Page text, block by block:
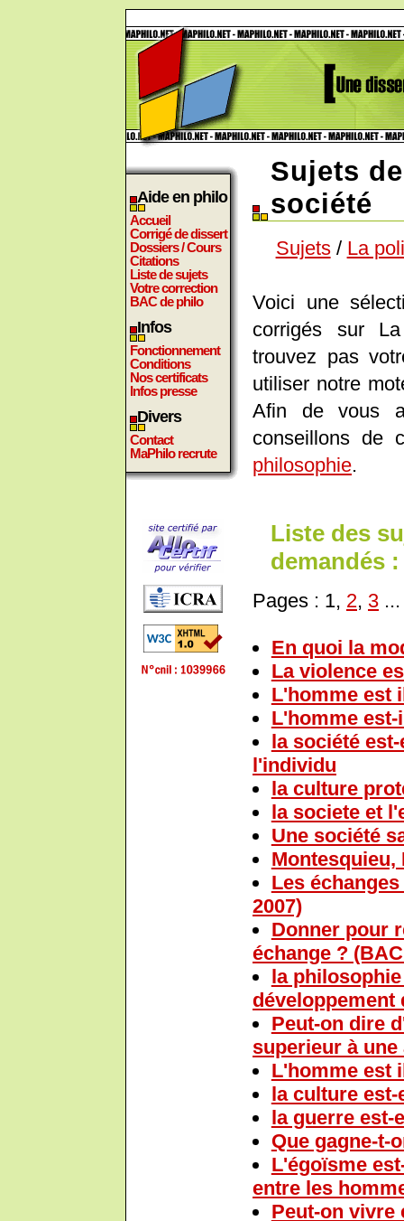
Aide en philo
Accueil
Corrigé de dissert
Dossiers / Cours
Citations
Liste de sujets
Votre correction
BAC de philo
Infos
Fonctionnement
Conditions
Nos certificats
Infos presse
Divers
Contact
MaPhilo recrute
Sujets
société
Sujets/ La
Voici une
corrigés sur
trouvez pas
utiliser notre
Afin de vous
conseillons de
philosophie.
Liste des
demandés :
Pages : 1, 2, 3
En quoi la
La violence
L'homme est
L'homme
la société
l'individu
la culture
la societe et
Une société
Les
2007)
Donner pour
échange ?
la
développement
Peut-on dire
superieur à une
L'homme est
la culture
la guerre est-
Que gagne-t-
L'égoïsme
entre les
Peut-on vivre